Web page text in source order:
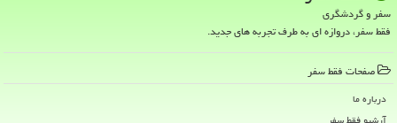
سفر و گردشگری
فقط سفر، دروازه ای به طرف تجربه های جدید.
صفحات فقط سفر
درباره ما